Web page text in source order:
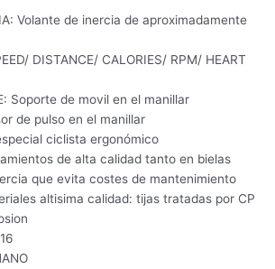
Volante de inercia de aproximadamente
DISTANCE/ CALORIES/ RPM/ HEART
Soporte de movil en el manillar
de pulso en el manillar
ciclista ergonómico
de alta calidad tanto en bielas
que evita costes de mantenimiento
altisima calidad: tijas tratadas por CP